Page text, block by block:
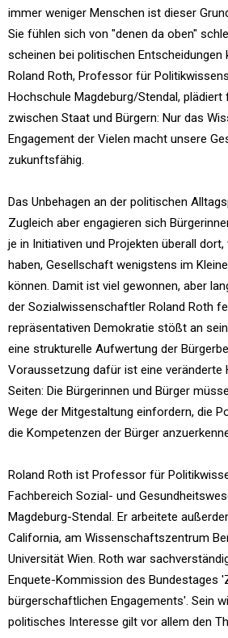
immer weniger Menschen ist dieser
Sie fühlen sich von "denen da oben"
scheinen bei politischen Entscheidungen
Roland Roth, Professor für
Hochschule Magdeburg/Stendal,
zwischen Staat und Bürgern: Nur das
Engagement der Vielen macht unsere
zukunftsfähig.
Das Unbehagen an der politischen
Zugleich aber engagieren sich
je in Initiativen und Projekten überall
haben, Gesellschaft wenigstens im
können. Damit ist viel gewonnen, aber
der Sozialwissenschaftler Roland Roth
repräsentativen Demokratie stößt an
eine strukturelle Aufwertung der
Voraussetzung dafür ist eine veränderte
Seiten: Die Bürgerinnen und Bürger
Wege der Mitgestaltung einfordern, die
die Kompetenzen der Bürger
Roland Roth ist Professor für
Fachbereich Sozial- und
Magdeburg-Stendal. Er arbeitete
California, am Wissenschaftszentrum
Universität Wien. Roth war
Enquete-Kommission des Bundestages
bürgerschaftlichen Engagements'. Sein
politisches Interesse gilt vor allem den